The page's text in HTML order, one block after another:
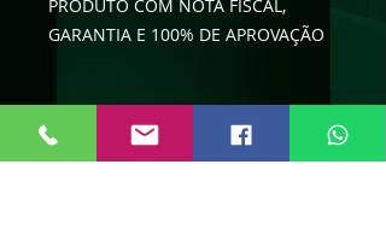
PRODUTO COM NOTA FISCAL,
GARANTIA E 100% DE APROVAÇÃO